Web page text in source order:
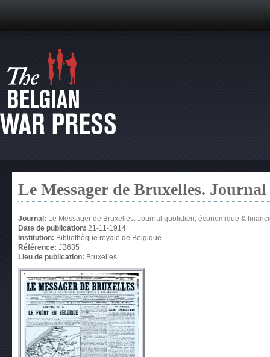
Le Messager de Bruxelles.
Journal: Le Messager de Bruxelles. Journal quotidien, économique &
Date de publication: 21-11-1914
Institution: Bibliothèque royale de Belgique
Référence: JB635
Lieu de publication: Bruxelles